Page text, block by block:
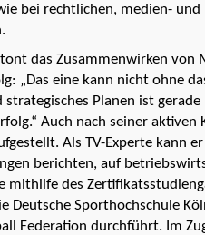
bei rechtlichen, medien-
das Zusammenwirken von
„Das eine kann nicht ohne
strategisches Planen ist
Auch nach seiner aktiven
Als TV-Experte kann
berichten, auf
mithilfe des
Deutsche Sporthochschule
Federation durchführt. Im